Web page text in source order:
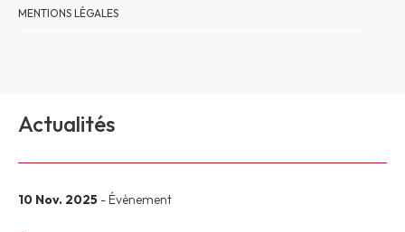
MENTIONS LÉGALES
Actualités
10 Nov. 2025 - Évènement